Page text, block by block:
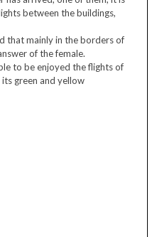
between the buildings,
that mainly in the borders of
of the female.
to be enjoyed the flights of
green and yellow